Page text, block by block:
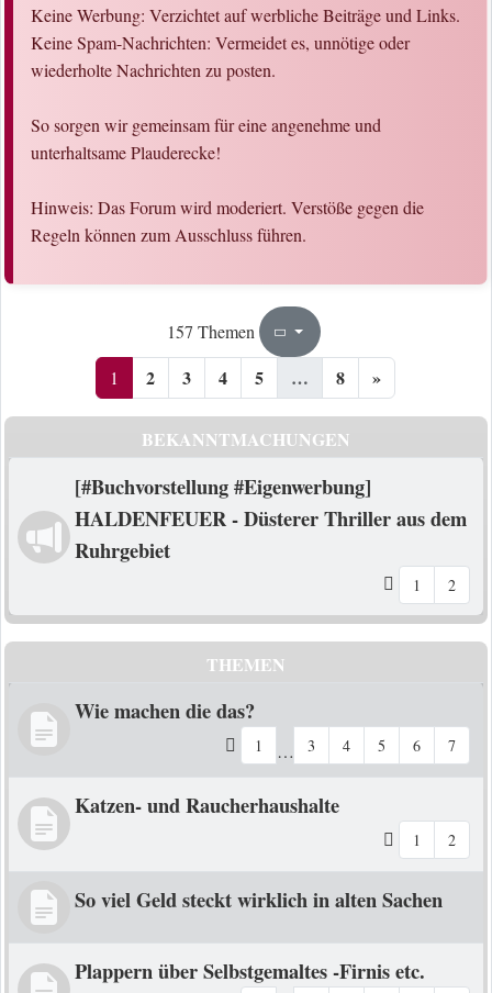
Keine Werbung: Verzichtet auf werbliche Beiträge und Links.
Keine Spam-Nachrichten: Vermeidet es, unnötige oder
wiederholte Nachrichten zu posten.
So sorgen wir gemeinsam für eine angenehme und
unterhaltsame Plauderecke!
Hinweis: Das Forum wird moderiert. Verstöße gegen die
Regeln können zum Ausschluss führen.
157 Themen Seite1
1 2 3 4 5 … 8 »
BEKANNTMACHUNGEN
[#Buchvorstellung #Eigenwerbung]
HALDENFEUER - Düsterer Thriller aus dem
Ruhrgebiet
1 2
THEMEN
Wie machen die das?
1 … 3 4 5 6 7
Katzen- und Raucherhaushalte
1 2
So viel Geld steckt wirklich in alten Sachen
Plappern über Selbstgemaltes -Firnis etc.